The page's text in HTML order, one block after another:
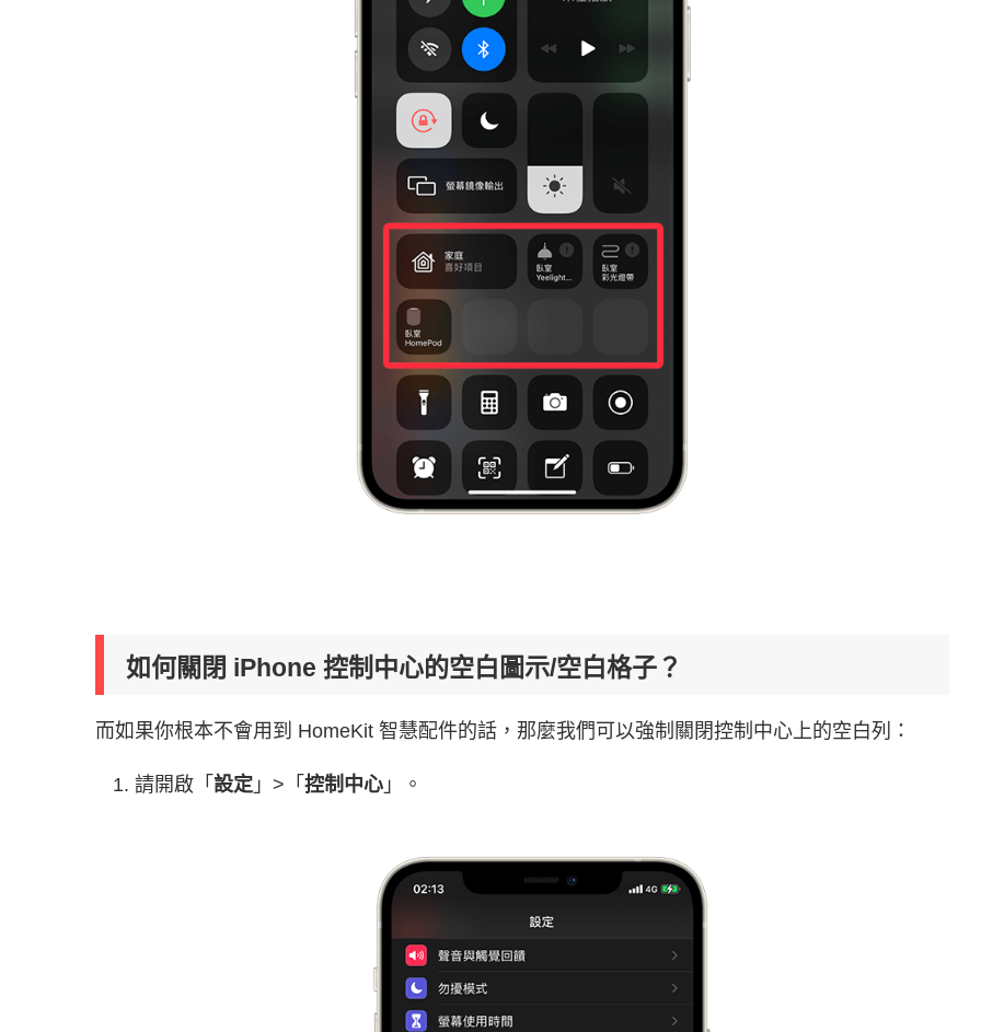
如何關閉 iPhone 控制中心的空白圖示/空白格子？
而如果你根本不會用到 HomeKit 智慧配件的話，那麼我們可以強制關閉控制中心上的空白列：
請開啟「 設定 」>「 控制中心 」。